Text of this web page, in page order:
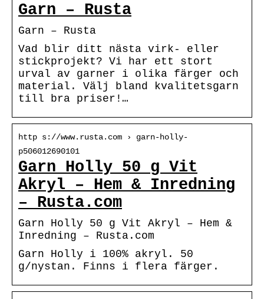
Garn – Rusta
Garn – Rusta
Vad blir ditt nästa virk- eller
stickprojekt? Vi har ett stort
urval av garner i olika färger och
material. Välj bland kvalitetsgarn
till bra priser!…
http s://www.rusta.com › garn-holly-
p506012690101
Garn Holly 50 g Vit
Akryl – Hem & Inredning
– Rusta.com
Garn Holly 50 g Vit Akryl – Hem &
Inredning – Rusta.com
Garn Holly i 100% akryl. 50
g/nystan. Finns i flera färger.